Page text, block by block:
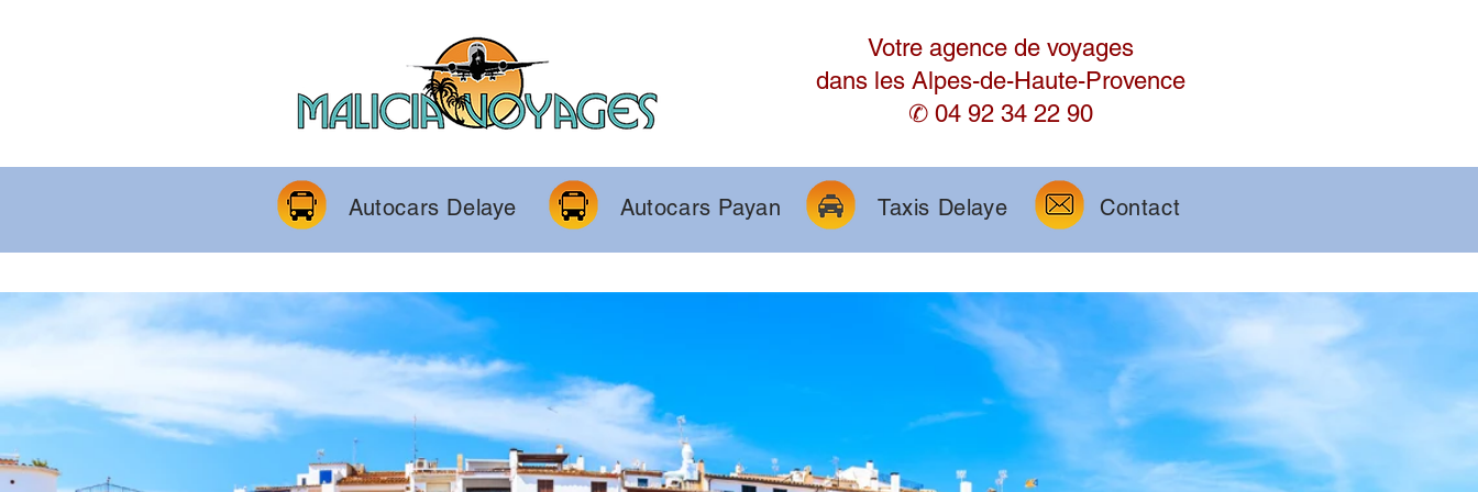
Votre agence de voyages
dans les Alpes-de-Haute-Provence
✆ 04 92 34 22 90
Autocars Delaye Autocars Payan Taxis Delaye Contact